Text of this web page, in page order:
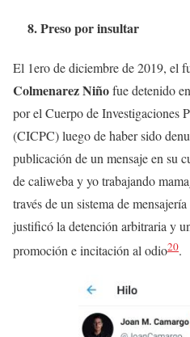
8. Preso por insultar
El 1ero de diciembre de 2019, el
Colmenarez Niñofue detenido
por el Cuerpo de Investigaciones
(CICPC) luego de haber sido
publicación de un mensaje en su
de caliweba y yo trabajando
través de un sistema de
justificó la detención arbitraria y
promoción e incitación al odio20.